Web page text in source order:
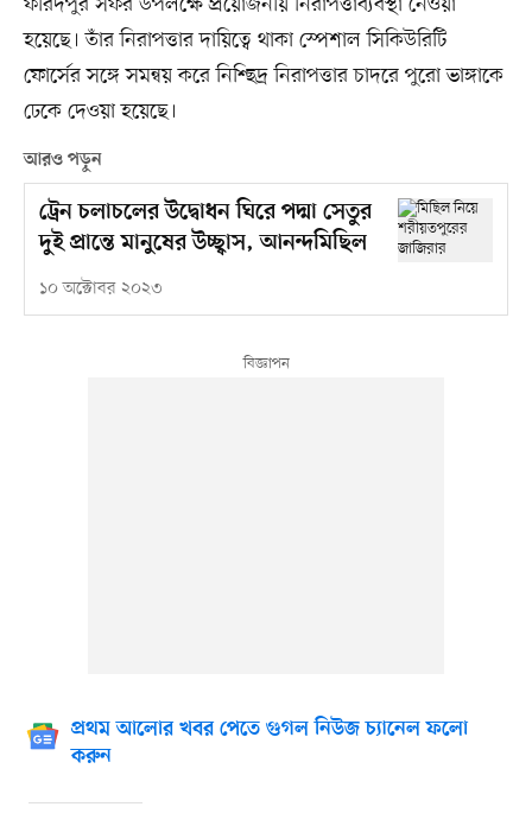
হয়েছে। তাঁর নিরাপত্তার দায়িত্বে থাকা স্পেশাল সিকিউরিটি
ফোর্সের সঙ্গে সমন্বয় করে নিশ্ছিদ্র নিরাপত্তার চাদরে পুরো ভাঙ্গাকে
ঢেকে দেওয়া হয়েছে।
আরও পড়ুন
ট্রেন চলাচলের উদ্বোধন ঘিরে পদ্মা সেতুর
দুই প্রান্তে মানুষের উচ্ছ্বাস, আনন্দমিছিল
১০ অক্টোবর ২০২৩
প্রথম আলোর খবর পেতে গুগল নিউজ চ্যানেল ফলো
করুন